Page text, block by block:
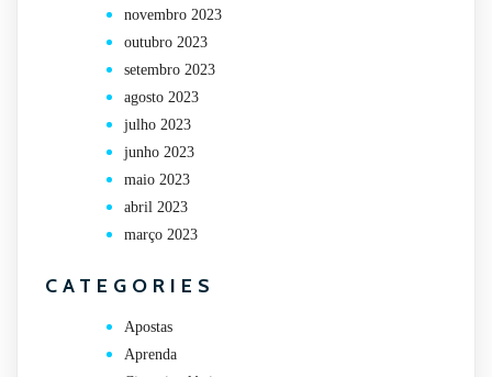
novembro 2023
outubro 2023
setembro 2023
agosto 2023
julho 2023
junho 2023
maio 2023
abril 2023
março 2023
CATEGORIES
Apostas
Aprenda